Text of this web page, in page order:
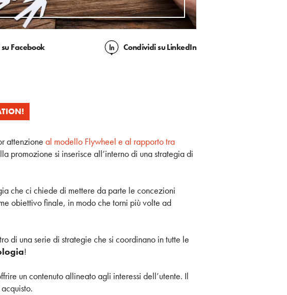
su Facebook Condividisu LinkedIn
attenzione al modello Flywheel e al rapporto tra
promozione si inserisce all’interno di una strategia di
che ci chiede di mettere da parte le concezioni
obiettivo finale, in modo che torni più volte ad
di una serie di strategie che si coordinano in tutte le
!
un contenuto allineato agli interessi dell’utente. Il